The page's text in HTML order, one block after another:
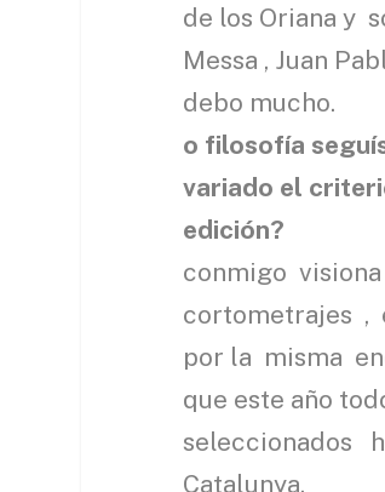
de los Oriana y
Messa , Juan
o filosofía
variado el
conmigo
cortometrajes ,
por la misma
que este año
seleccionados